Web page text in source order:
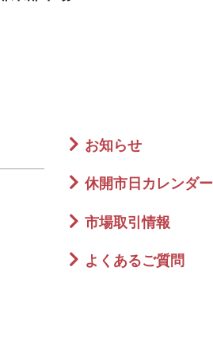
お知らせ
休開市日カレンダー
市場取引情報
よくあるご質問